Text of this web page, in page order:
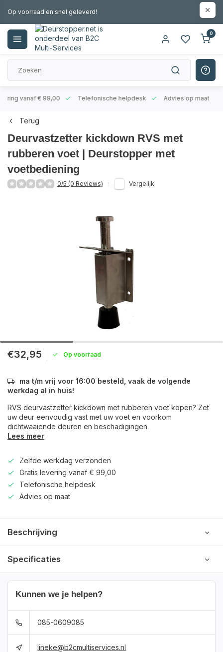
Op voorraad en snel geleverd!
0
vanaf € 99,00 Telefonische helpdesk Advies op maat
Terug
Deurvastzetter kickdown RVS met
rubberen voet | Deurstopper met
voetbediening
0/5 (0 Reviews) Vergelijk
€32,95 Op voorraad
ma t/m vrij voor 16:00 besteld, vaak de volgende
werkdag al in huis!
RVS deurvastzetter kickdown met rubberen voet kopen? Zet
uw deur eenvoudig vast met uw voet en voorkom
dichtwaaiende deuren en beschadigingen.
Lees meer
Zelfde werkdag verzonden
Gratis levering vanaf € 99,00
Telefonische helpdesk
Advies op maat
Beschrijving
Specificaties
Kunnen we je helpen?
085-0609085
lineke@b2cmultiservices.nl